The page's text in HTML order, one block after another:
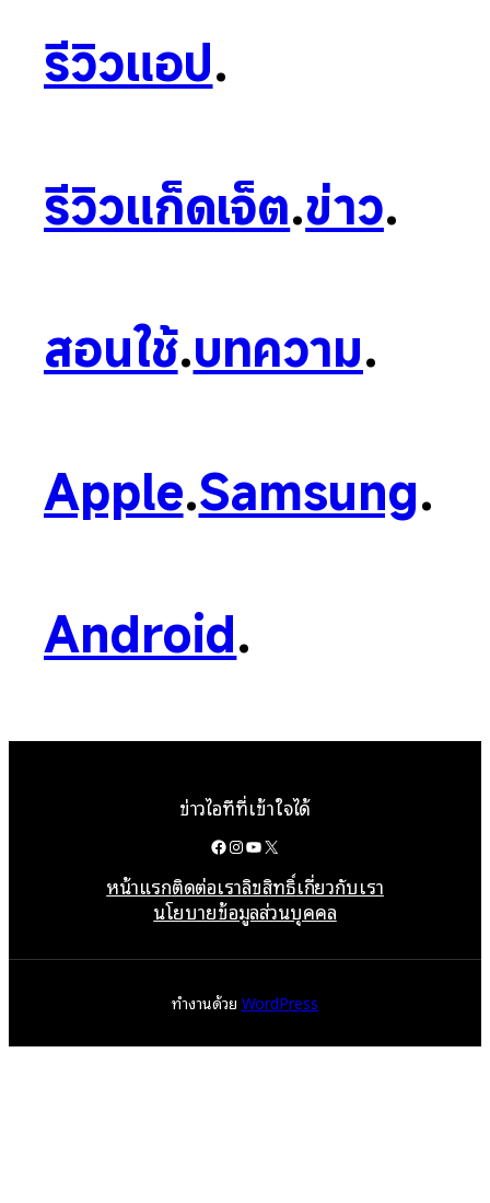
รีวิวแอป.
รีวิวแก็ดเจ็ต.ข่าว.
สอนใช้.บทความ.
Apple.Samsung.
Android.
ข่าวไอทีที่เข้าใจได้
Facebook
Instagram
YouTube
X
หน้าแรกติดต่อเราลิขสิทธิ์เกี่ยวกับเรา
นโยบายข้อมูลส่วนบุคคล
ทำงานด้วย WordPress